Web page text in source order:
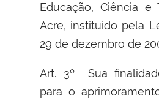
Educação, Ciência e
Acre, instituído pela
29 de dezembro de
Art. 3º Sua
para o